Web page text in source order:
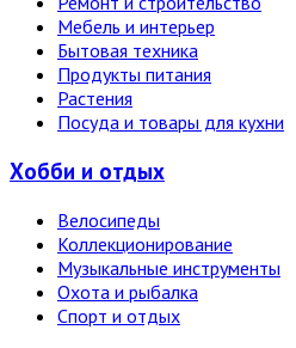
Мебель и интерьер
Бытовая техника
Продукты питания
Растения
Посуда и товары для кухни
Хобби и отдых
Велосипеды
Коллекционирование
Музыкальные инструменты
Охота и рыбалка
Спорт и отдых